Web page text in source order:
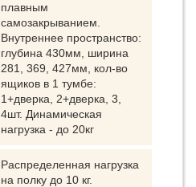
плавным
самозакрыванием.
Внутреннее пространство:
глубина 430мм, ширина
281, 369, 427мм, кол-во
ящиков в 1 тумбе:
1+дверка, 2+дверка, 3,
4шт. Динамическая
нагрузка - до 20кг
Распределенная нагрузка
на полку до 10 кг.